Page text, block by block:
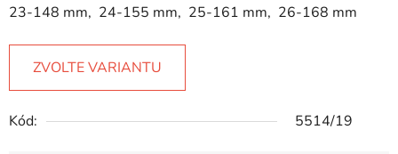
23-148 mm, 24-155 mm, 25-161 mm, 26-168 mm
ZVOLTE VARIANTU
Kód: 5514/19